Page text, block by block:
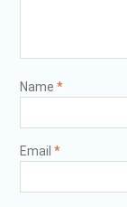
Name *
Email *